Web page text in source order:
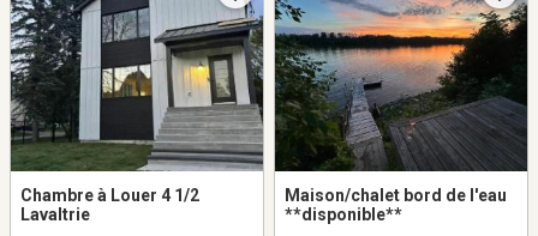
Chambre à Louer 4 1/2
Lavaltrie
Maison/chalet bord de l'eau
**disponible**